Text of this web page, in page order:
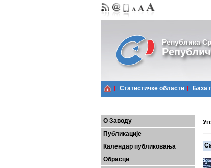
Република
Статистичке области Базa
О Заводу
Публикације
Календар публиковања
Обрасци